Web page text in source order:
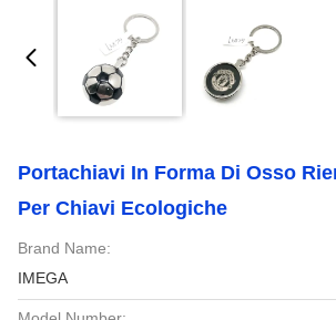
Portachiavi In Forma Di Osso
Per Chiavi Ecologiche
Brand Name:
IMEGA